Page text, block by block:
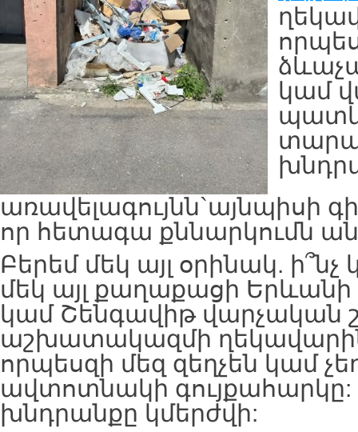
կամ
առավելագույնն`այնպիսի
որ հետագա քննարկումն
Բերեմ մեկ այլ օրինակ. ի՞նչ
մեկ այլ քաղաքացի
կամ Շենգավիթ վարչական
աշխատակազմի
որպեսզի մեզ զեղչեն կամ
ավտոտնակի
խնդրանքը կմերժվի: